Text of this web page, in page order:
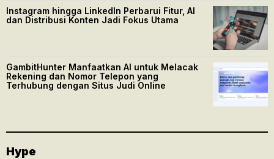
Instagram hingga LinkedIn Perbarui Fitur, AI
dan Distribusi Konten Jadi Fokus Utama
GambitHunter Manfaatkan AI untuk Melacak
Rekening dan Nomor Telepon yang
Terhubung dengan Situs Judi Online
Hype